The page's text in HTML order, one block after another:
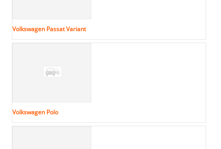
Volkswagen Passat Variant
Volkswagen Polo